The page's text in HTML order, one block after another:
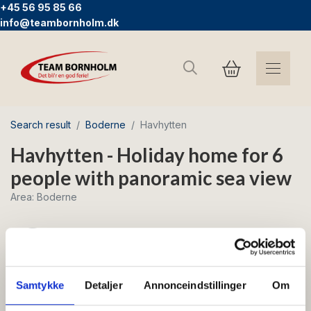
Samtykke Detaljer Annonceindstillinger Om
+45 56 95 85 66
info@teambornholm.dk
Search
Search result Boderne Havhytten
Havhytten - Holiday home for 6
people with panoramic sea view
Area: Boderne
Boderne Nr. 1 - Beach holiday with sea view